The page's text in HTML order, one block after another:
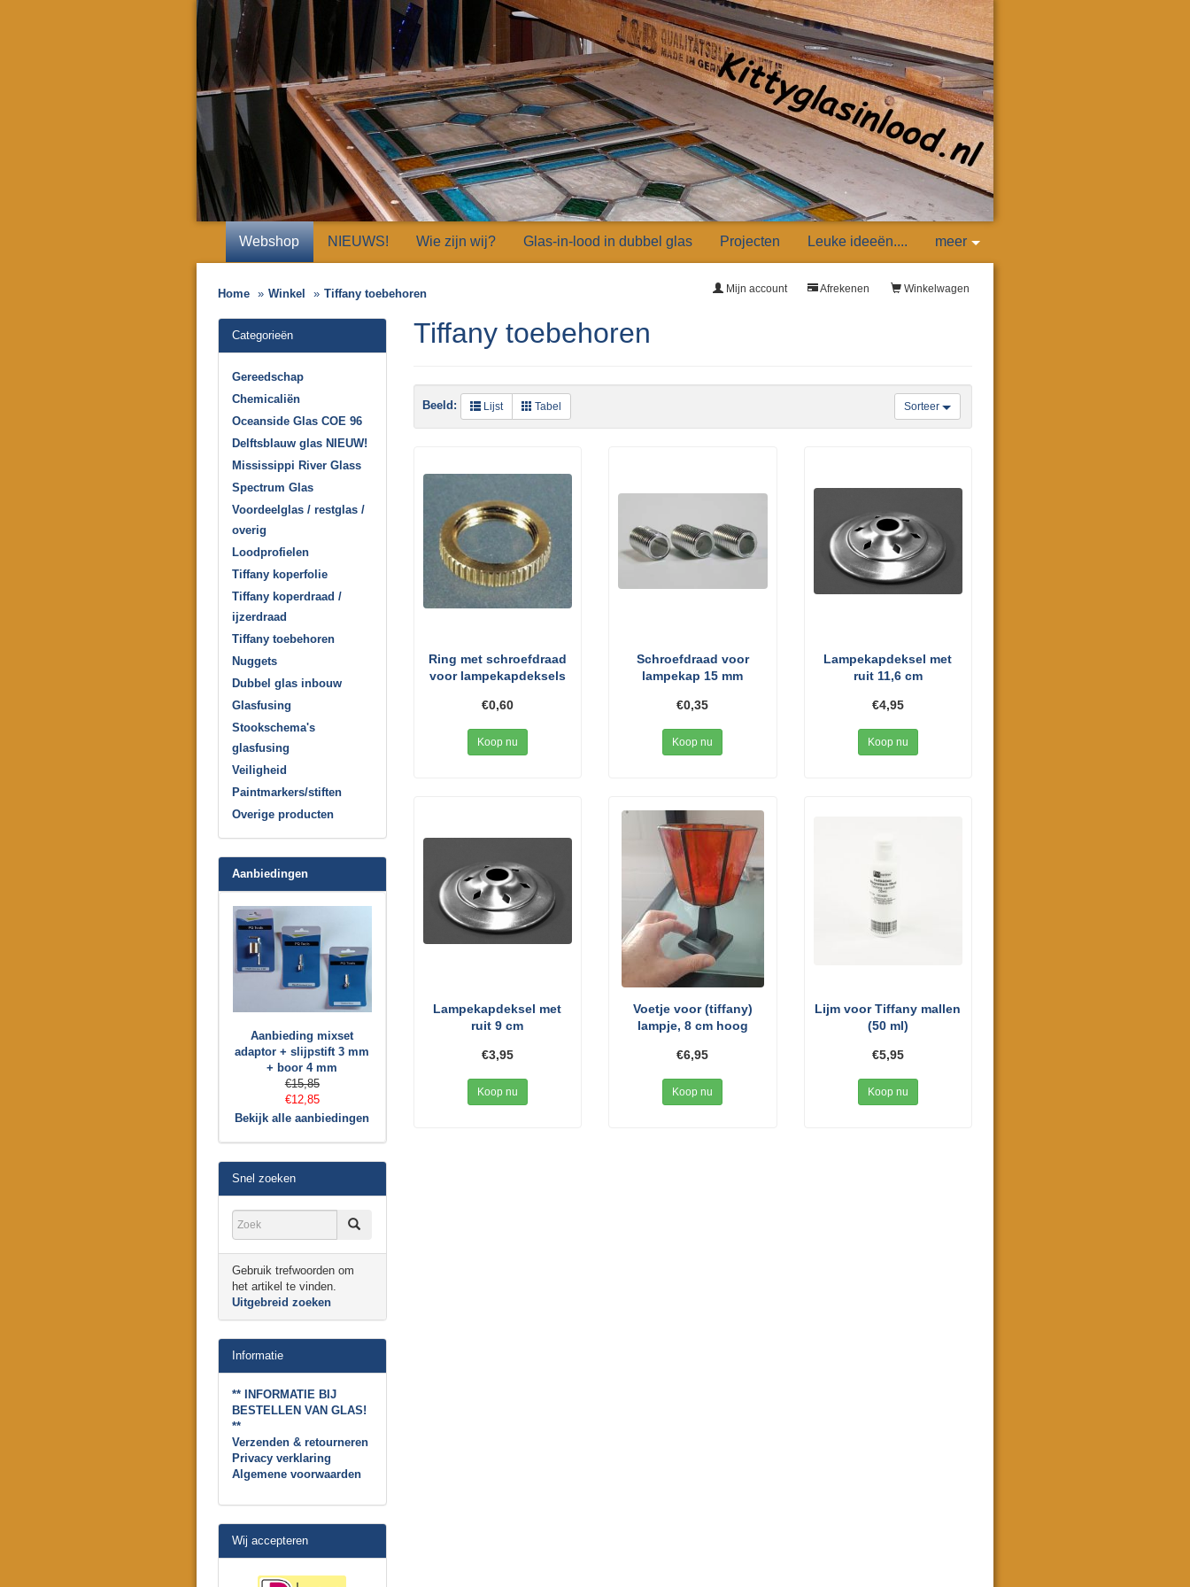
Webshop NIEUWS! Wie zijn wij? Glas-in-lood in dubbel glas Projecten Leuke ideeën.... meer
Home Winkel Tiffany toebehoren Winkelwagen
Afrekenen
Mijn account
Tiffany toebehoren
Sorteer
Beeld: Lijst Tabel
Ring met schroefdraad
voor lampekapdeksels
€0,60
Koop nu
Schroefdraad voor
lampekap 15 mm
€0,35
Koop nu
Lampekapdeksel met
ruit 11,6 cm
€4,95
Koop nu
Lampekapdeksel met
ruit 9 cm
€3,95
Koop nu
Voetje voor (tiffany)
lampje, 8 cm hoog
€6,95
Koop nu
Lijm voor Tiffany mallen
(50 ml)
€5,95
Koop nu
Categorieën
Gereedschap
Chemicaliën
Oceanside Glas COE 96
Delftsblauw glas NIEUW!
Mississippi River Glass
Spectrum Glas
Voordeelglas / restglas /
overig
Loodprofielen
Tiffany koperfolie
Tiffany koperdraad /
ijzerdraad
Tiffany toebehoren
Nuggets
Dubbel glas inbouw
Glasfusing
Stookschema's
glasfusing
Veiligheid
Paintmarkers/stiften
Overige producten
Aanbiedingen
Aanbieding mixset
adaptor + slijpstift 3 mm
+ boor 4 mm
€15,85
€12,85
Bekijk alle aanbiedingen
Snel zoeken
Gebruik trefwoorden om
het artikel te vinden.
Uitgebreid zoeken
Informatie
** INFORMATIE BIJ
BESTELLEN VAN GLAS!
**
Verzenden & retourneren
Privacy verklaring
Algemene voorwaarden
Wij accepteren